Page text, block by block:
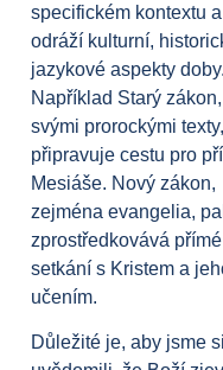
specifickém kontextu a
odráží kulturní,
jazykové aspekty doby.
Například Starý zákon,
svými prorockými texty,
připravuje cestu pro
Mesiáše. Nový zákon,
zejména evangelia,
zprostředkovává přímé
setkání s Kristem a
učením.
Důležité je, aby jsme si